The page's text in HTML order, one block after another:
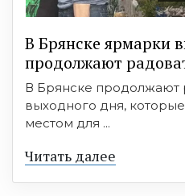
В Брянске ярмарки
продолжают
В Брянске продолжают
выходного дня,
местом для ...
Читать далее